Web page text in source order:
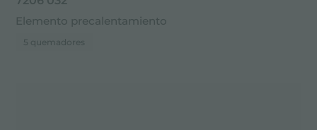
Elemento precalentamiento
5 quemadores